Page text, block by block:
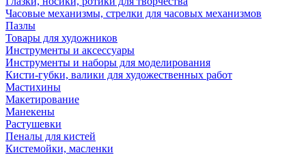
Часовые механизмы, стрелки для часовых механизмов
Пазлы
Товары для художников
Инструменты и аксессуары
Инструменты и наборы для моделирования
Кисти-губки, валики для художественных работ
Мастихины
Макетирование
Манекены
Растушевки
Пеналы для кистей
Кистемойки, масленки